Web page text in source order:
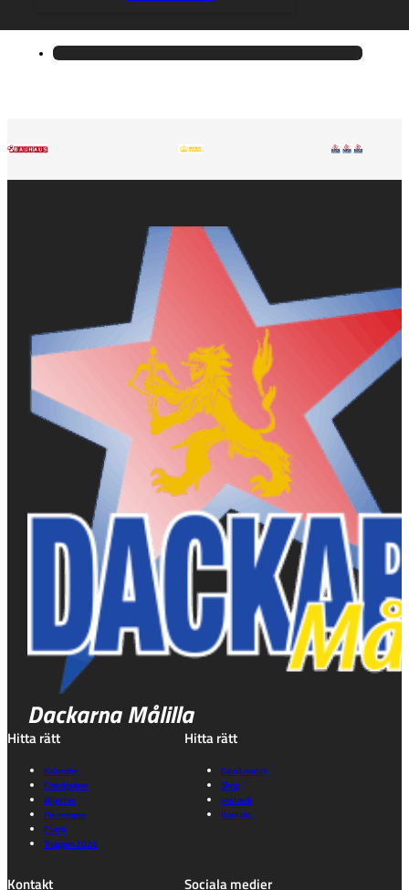
Dackarna Målilla
Hitta rätt
Kalender
Entrépriser
Biljetter
Föreningen
Event
Truppen 2026
Hitta rätt
Gå på match
Shop
Historik
Kontakt
Kontakt Sociala medier